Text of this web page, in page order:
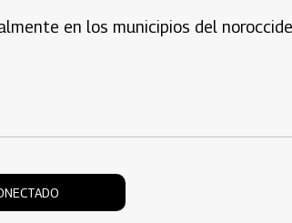
en los municipios del